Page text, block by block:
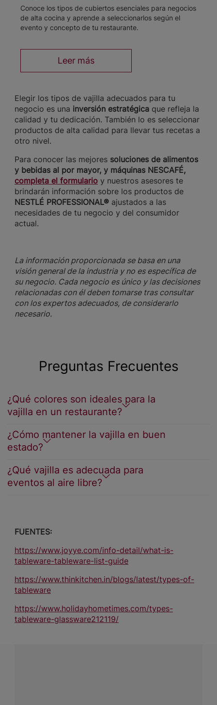
Conoce los tipos de cubiertos esenciales para negocios
de alta cocina y aprende a seleccionarlos según el
evento y concepto de tu restaurante.
Leer más
Elegir los tipos de vajilla adecuados para tu
negocio es una inversión estratégica que refleja la
calidad y tu dedicación. También lo es seleccionar
productos de alta calidad para llevar tus recetas a
otro nivel.
Para conocer las mejores soluciones de alimentos
y bebidas al por mayor, y máquinas NESCAFÉ,
completa el formulario y nuestros asesores te
brindarán información sobre los productos de
NESTLÉ PROFESSIONAL® ajustados a las
necesidades de tu negocio y del consumidor
actual.
La información proporcionada se basa en una
visión general de la industria y no es específica de
su negocio. Cada negocio es único y las decisiones
relacionadas con él deben tomarse tras consultar
con los expertos adecuados, de considerarlo
necesario.
Preguntas Frecuentes
¿Qué colores son ideales para la
vajilla en un restaurante?
¿Cómo mantener la vajilla en buen
estado?
¿Qué vajilla es adecuada para
eventos al aire libre?
FUENTES:
https://www.joyye.com/info-detail/what-is-
tableware-tableware-list-guide
https://www.thinkitchen.in/blogs/latest/types-of-
tableware
https://www.holidayhometimes.com/types-
tableware-glassware212119/